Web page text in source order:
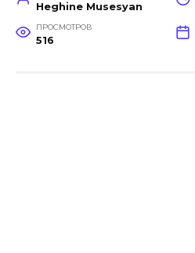
Heghine Musesyan
ПРОСМОТРОВ
516